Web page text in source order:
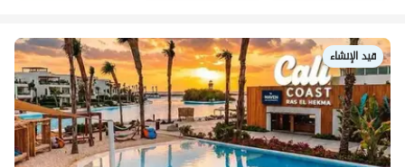
قيد الإنشاء